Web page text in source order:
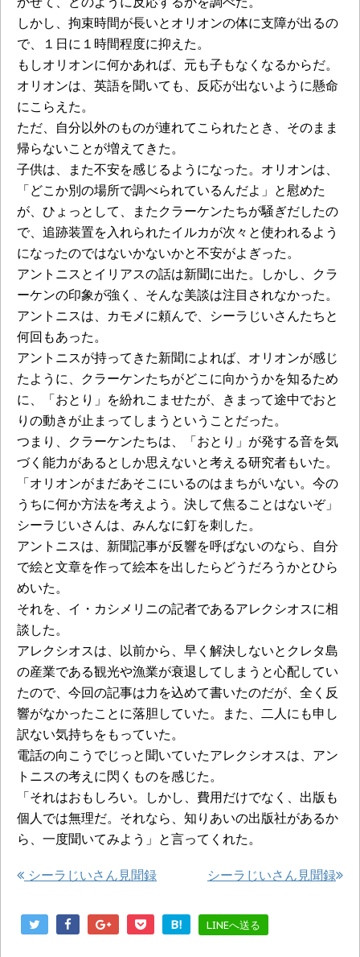
しかし、拘束時間が長いとオリオンの体に支障が出るの
で、１日に１時間程度に抑えた。
もしオリオンに何かあれば、元も子もなくなるからだ。
オリオンは、英語を聞いても、反応が出ないように懸命
にこらえた。
ただ、自分以外のものが連れてこられたとき、そのまま
帰らないことが増えてきた。
子供は、また不安を感じるようになった。オリオンは、
「どこか別の場所で調べられているんだよ」と慰めた
が、ひょっとして、またクラーケンたちが騒ぎだしたの
で、追跡装置を入れられたイルカが次々と使われるよう
になったのではないかないかと不安がよぎった。
アントニスとイリアスの話は新聞に出た。しかし、クラ
ーケンの印象が強く、そんな美談は注目されなかった。
アントニスは、カモメに頼んで、シーラじいさんたちと
何回もあった。
アントニスが持ってきた新聞によれば、オリオンが感じ
たように、クラーケンたちがどこに向かうかを知るため
に、「おとり」を紛れこませたが、きまって途中でおと
りの動きが止まってしまうということだった。
つまり、クラーケンたちは、「おとり」が発する音を気
づく能力があるとしか思えないと考える研究者もいた。
「オリオンがまだあそこにいるのはまちがいない。今の
うちに何か方法を考えよう。決して焦ることはないぞ」
シーラじいさんは、みんなに釘を刺した。
アントニスは、新聞記事が反響を呼ばないのなら、自分
で絵と文章を作って絵本を出したらどうだろうかとひら
めいた。
それを、イ・カシメリニの記者であるアレクシオスに相
談した。
アレクシオスは、以前から、早く解決しないとクレタ島
の産業である観光や漁業が衰退してしまうと心配してい
たので、今回の記事は力を込めて書いたのだが、全く反
響がなかったことに落胆していた。また、二人にも申し
訳ない気持ちをもっていた。
電話の向こうでじっと聞いていたアレクシオスは、アン
トニスの考えに閃くものを感じた。
「それはおもしろい。しかし、費用だけでなく、出版も
個人では無理だ。それなら、知りあいの出版社があるか
ら、一度聞いてみよう」と言ってくれた。
シーラじいさん見聞録
シーラじいさん見聞録
B! LINEへ送る